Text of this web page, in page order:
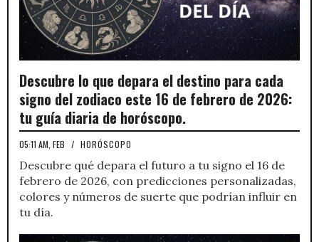
Descubre lo que depara el destino para cada
signo del zodiaco este 16 de febrero de 2026:
tu guía diaria de horóscopo.
05:11 AM, FEB / HORÓSCOPO
Descubre qué depara el futuro a tu signo el 16 de
febrero de 2026, con predicciones personalizadas,
colores y números de suerte que podrían influir en
tu día.